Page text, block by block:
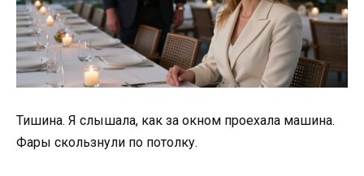
Тишина. Я слышала, как за окном проехала машина.
Фары скользнули по потолку.